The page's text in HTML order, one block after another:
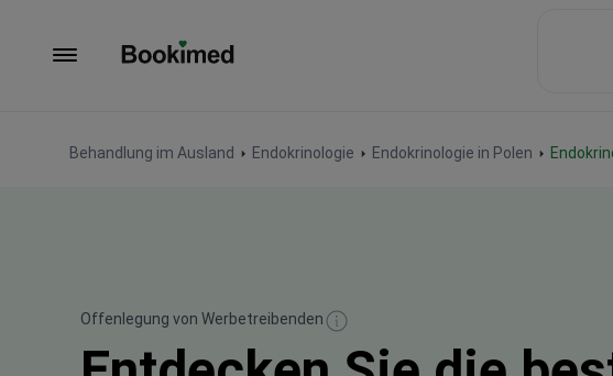
Behandlung im Ausland Endokrinologie Endokrinologie in Polen
Offenlegung von Werbetreibenden